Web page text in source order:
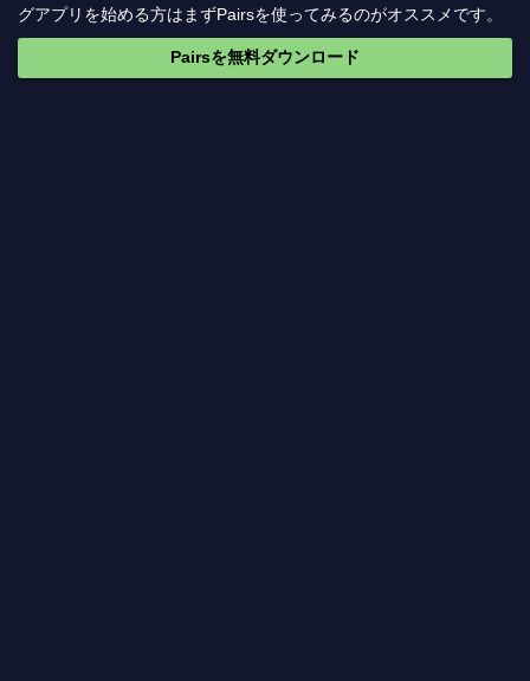
グアプリを始める方はまずPairsを使ってみるのがオススメです。
Pairsを無料ダウンロード